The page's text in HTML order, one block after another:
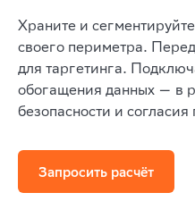
Храните и
своего периметра.
для таргетинга.
обогащения данных — в
безопасности и согласия
Запросить расчёт